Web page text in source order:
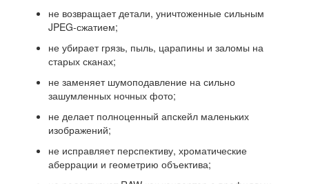
не возвращает детали, уничтоженные сильным
JPEG-сжатием;
не убирает грязь, пыль, царапины и заломы на
старых сканах;
не заменяет шумоподавление на сильно
зашумленных ночных фото;
не делает полноценный апскейл маленьких
изображений;
не исправляет перспективу, хроматические
аберрации и геометрию объектива;